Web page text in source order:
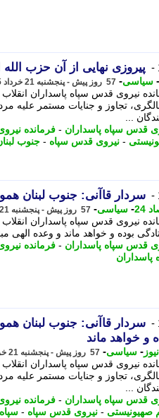
پیروزی نهایی از آن حزب
- سیاسی- 57 روز پیش - پنجشنبه 21 خرداد 1405، 20:52
نیروی قدس سپاه پاسداران انقلاب
تجاوز و جنایات مستمر علیه
...
قدس سپاه پاسداران - فرمانده
- نیروی قدس سپاه - جنوب
سردار قاآنی: جنوب لبنان
24
- سیاسی- 57 روز پیش - پنجشنبه 21 خرداد 1405، 20:42
نیروی قدس سپاه پاسداران
بوده و خواهد ماند و وعده
قدس سپاه پاسداران - فرمانده
پاسداران
سردار قاآنی: جنوب لبنان
و خواهد ماند
- سیاسی- 57 روز پیش - پنجشنبه 21 خرداد 1405، 20:35
نیروی قدس سپاه پاسداران انقلاب
تجاوز و جنایات مستمر علیه
...
قدس سپاه پاسداران - فرمانده
صهیونیستی - نیروی قدس سپاه -